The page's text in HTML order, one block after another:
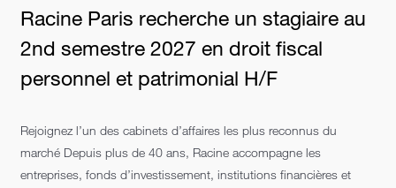
Racine Paris recherche un stagiaire au
2nd semestre 2027 en droit fiscal
personnel et patrimonial H/F
Rejoignez l’un des cabinets d’affaires les plus reconnus du
marché Depuis plus de 40 ans, Racine accompagne les
entreprises, fonds d’investissement, institutions financières et